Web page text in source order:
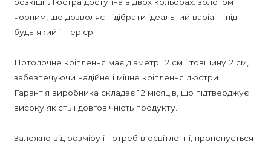
чорним, що дозволяє підібрати ідеальний варіант під
будь-який інтер'єр.
Потолочне кріплення має діаметр 12 см і товщину 2 см,
забезпечуючи надійне і міцне кріплення люстри.
Гарантія виробника складає 12 місяців, що підтверджує
високу якість і довговічність продукту.
Залежно від розміру і потреб в освітленні, пропонується